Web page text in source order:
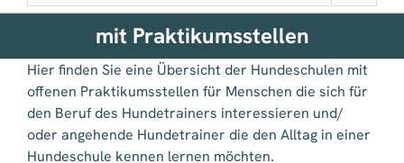
mit Praktikumsstellen
Hier finden Sie eine Übersicht der Hundeschulen mit
offenen Praktikumsstellen für Menschen die sich für
den Beruf des Hundetrainers interessieren und/
oder angehende Hundetrainer die den Alltag in einer
Hundeschule kennen lernen möchten.